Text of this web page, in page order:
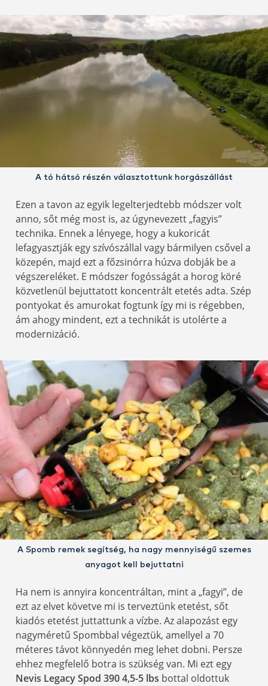
A tó hátsó részén választottunk horgászállást
Ezen a tavon az egyik legelterjedtebb módszer volt
anno, sőt még most is, az úgynevezett „fagyis”
technika. Ennek a lényege, hogy a kukoricát
lefagyasztják egy szívószállal vagy bármilyen csővel a
közepén, majd ezt a főzsinórra húzva dobják be a
végszereléket. E módszer fogósságát a horog köré
közvetlenül bejuttatott koncentrált etetés adta. Szép
pontyokat és amurokat fogtunk így mi is régebben,
ám ahogy mindent, ezt a technikát is utolérte a
modernizáció.
A Spomb remek segítség, ha nagy mennyiségű szemes
anyagot kell bejuttatni
Ha nem is annyira koncentráltan, mint a „fagyi”, de
ezt az elvet követve mi is terveztünk etetést, sőt
kiadós etetést juttattunk a vízbe. Az alapozást egy
nagyméretű Spombbal végeztük, amellyel a 70
méteres távot könnyedén meg lehet dobni. Persze
ehhez megfelelő botra is szükség van. Mi ezt egy
Nevis Legacy Spod 390 4,5-5 lbs bottal oldottuk